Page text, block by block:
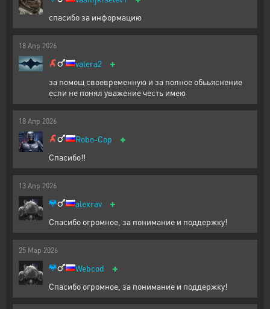
спасибо за информацию
18 Апр 2026
valera2 +
за помощ своевременную и за полное обььяснение
если не понял уважение честь имею
18 Апр 2026
Robo-Cop +
Спасибо!!
13 Апр 2026
alexrav +
Спасибо огромное, за понимание и поддержку!
25 Мар 2026
Webcod +
Спасибо огромное, за понимание и поддержку!